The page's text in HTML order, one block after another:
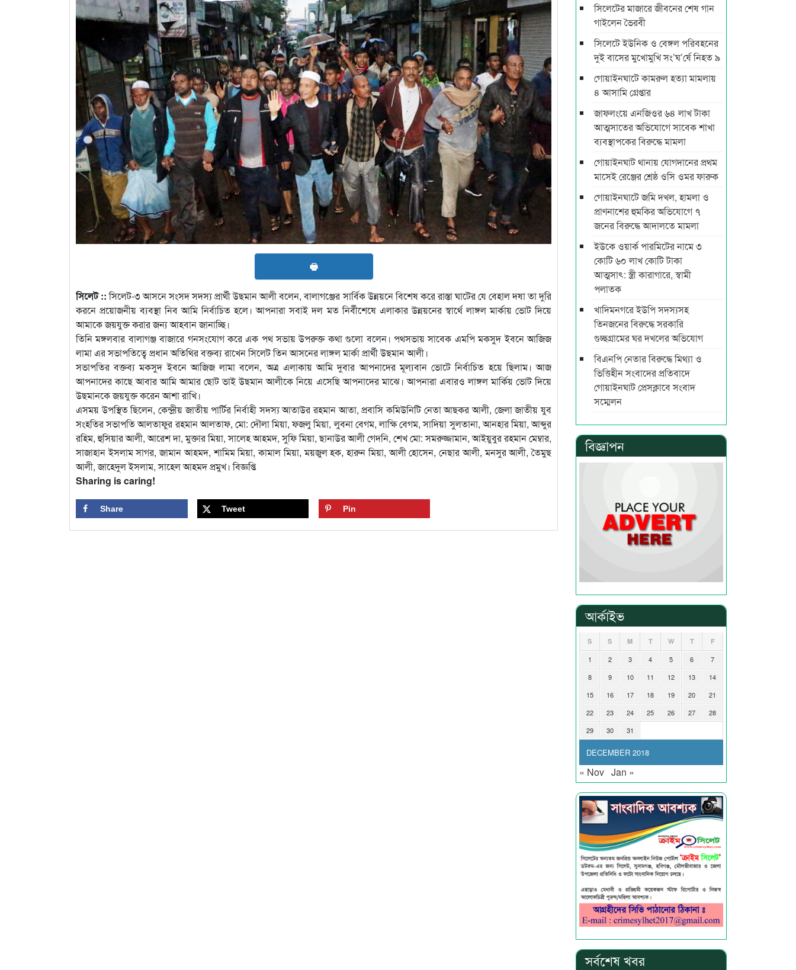
🖶
সিলেট ::সিলেট-৩ আসনে সংসদ সদস্য প্রার্থী উছমান আলী বলেন, বালাগঞ্জের সার্বিক উন্নয়নে বিশেষ করে রাস্তা ঘাটের যে বেহাল দষা তা দুরি
করনে প্রয়োজনীয় ব্যবস্থা নিব আমি নির্বাচিত হলে। আপনারা সবাই দল মত নির্বীশেষে এলাকার উন্নয়নের স্বার্থে লাঙ্গল মার্কায় ভোট দিয়ে
আমাকে জয়যুক্ত করার জন্য আহবান জানাচ্ছি।
তিনি মঙ্গলবার বালাগঞ্জ বাজারে গনসংযোগ করে এক পথ সভায় উপরুক্ত কথা গুলো বলেন। পথসভায় সাবেক এমপি মকসুদ ইবনে আজিজ
লামা এর সভাপতিত্বে প্রধান অতিথির বক্তব্য রাখেন সিলেট তিন আসনের লাঙ্গল মার্কা প্রার্থী উছমান আলী।
সভাপতির বক্তব্য মকসুদ ইবনে আজিজ লামা বলেন, অত্র এলাকায় আমি দুবার আপনাদের মূল্যবান ভোটে নির্বাচিত হয়ে ছিলাম। আজ
আপনাদের কাছে আবার আমি আমার ছোট ভাই উছমান আলীকে নিয়ে এসেছি আপনাদের মাঝে। আপনারা এবারও লাঙ্গল মার্কিয় ভোট দিয়ে
উছমানকে জয়যুক্ত করেন আশা রাখি।
এসময় উপস্থিত ছিলেন, কেন্দ্রীয় জাতীয় পার্টির নির্বাহী সদস্য আতাউর রহমান আতা, প্রবাসি কমিউনিটি নেতা আছকর আলী, জেলা জাতীয় যুব
সংহতির সভাপতি আলতাফুর রহমান আলতাফ, মো: দৌলা মিয়া, ফজলু মিয়া, লুবনা বেগম, লাক্ষি বেগম, সাদিয়া সুলতানা, আনহার মিয়া, আব্দুর
রহিম, হুসিয়ার আলী, আরেশ দা, মুক্তার মিয়া, সালেহ আহমদ, সুফি মিয়া, ছানাউর আলী গেদনি, শেখ মো: সমরুজ্জামান, আইয়ুবুর রহমান মেম্বার,
সাজাহান ইসলাম সাগর, জামান আহমদ, শামিম মিয়া, কামাল মিয়া, ময়জুল হক, হারুন মিয়া, আলী হোসেন, নেছার আলী, মনসুর আলী, তৈমুছ
আলী, জাহেদুল ইসলাম, সাহেল আহমদ প্রমুখ। বিজ্ঞপ্তি
Sharing is caring!
Share Tweet Pin
সিলেটের মাজারে জীবনের শেষ গান
গাইলেন ভৈরবী
সিলেটে ইউনিক ও বেঙ্গল পরিবহনের
দুই বাসের মুখোমুখি সং’ঘ’র্ষে নিহত ৯
গোয়াইনঘাটে কামরুল হত্যা মামলায়
৪ আসামি গ্রেপ্তার
জাফলংয়ে এনজিওর ৬৪ লাখ টাকা
আত্মসাতের অভিযোগে সাবেক শাখা
ব্যবস্থাপকের বিরুদ্ধে মামলা
গোয়াইনঘাট থানায় যোগদানের প্রথম
মাসেই রেঞ্জের শ্রেষ্ঠ ওসি ওমর ফারুক
গোয়াইনঘাটে জমি দখল, হামলা ও
প্রাণনাশের হুমকির অভিযোগে ৭
জনের বিরুদ্ধে আদালতে মামলা
ইউকে ওয়ার্ক পারমিটের নামে ৩
কোটি ৬০ লাখ কোটি টাকা
আত্মসাৎ: স্ত্রী কারাগারে, স্বামী
পলাতক
খাদিমনগরে ইউপি সদস্যসহ
তিনজনের বিরুদ্ধে সরকারি
গুচ্ছগ্রামের ঘর দখলের অভিযোগ
বিএনপি নেতার বিরুদ্ধে মিথ্যা ও
ভিত্তিহীন সংবাদের প্রতিবাদে
গোয়াইনঘাট প্রেসক্লাবে সংবাদ
সম্মেলন
বিজ্ঞাপন
আর্কাইভ
DECEMBER 2018
S S M T W T F
1 2 3 4 5 6
7
8
9 10 11 12 13
14
15
16 17 18 19 20
21
22
23 24 25 26 27
28
29
30 31
« Nov Jan »
সর্বশেষ খবর